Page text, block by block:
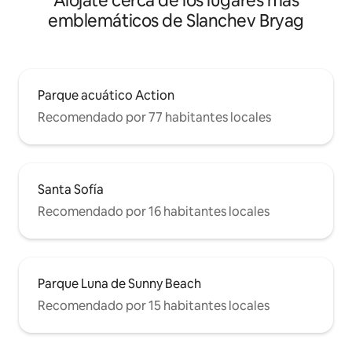
emblemáticos de Slanchev Bryag
Parque acuático Action
Recomendado por 77 habitantes locales
Santa Sofía
Recomendado por 16 habitantes locales
Parque Luna de Sunny Beach
Recomendado por 15 habitantes locales